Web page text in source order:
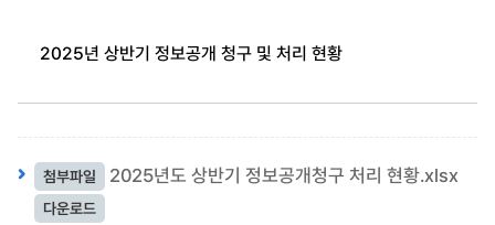
2025년 상반기 정보공개 청구 및 처리 현황
첨부파일 2025년도 상반기 정보공개청구 처리 현황.xlsx
다운로드